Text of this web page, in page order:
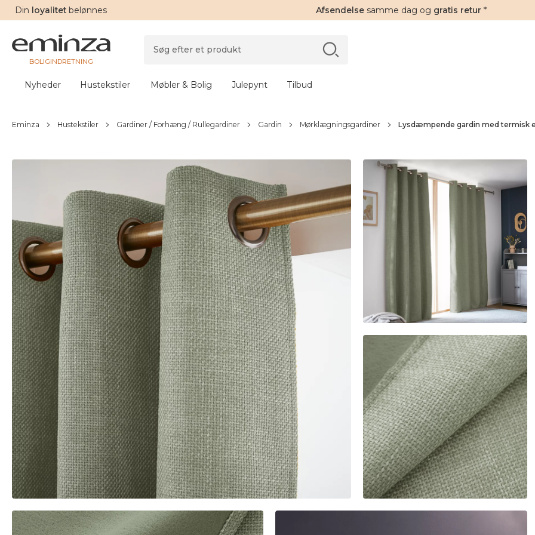
Din loyalitet belønnes Afsendelse samme dag og gratis retur *
BOLIGINDRETNING
Nyheder Hustekstiler Møbler & Bolig Julepynt Tilbud
Eminza Hustekstiler Gardiner / Forhæng / Rullegardiner Gardin Mørklægningsgardiner Lysdæmpende gardin med termisk